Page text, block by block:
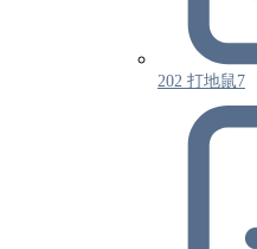
202 打地鼠7